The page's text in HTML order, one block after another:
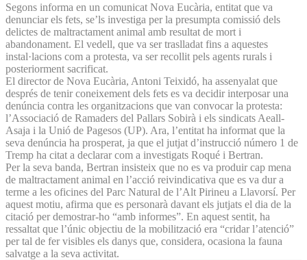
Segons informa en un comunicat Nova Eucària, entitat que va
denunciar els fets, se’ls investiga per la presumpta comissió dels
delictes de maltractament animal amb resultat de mort i
abandonament. El vedell, que va ser traslladat fins a aquestes
instal·lacions com a protesta, va ser recollit pels agents rurals i
posteriorment sacrificat.
El director de Nova Eucària, Antoni Teixidó, ha assenyalat que
després de tenir coneixement dels fets es va decidir interposar una
denúncia contra les organitzacions que van convocar la protesta:
l’Associació de Ramaders del Pallars Sobirà i els sindicats Aeall-
Asaja i la Unió de Pagesos (UP). Ara, l’entitat ha informat que la
seva denúncia ha prosperat, ja que el jutjat d’instrucció número 1 de
Tremp ha citat a declarar com a investigats Roqué i Bertran.
Per la seva banda, Bertran insisteix que no es va produir cap mena
de maltractament animal en l’acció reivindicativa que es va dur a
terme a les oficines del Parc Natural de l’Alt Pirineu a Llavorsí. Per
aquest motiu, afirma que es personarà davant els jutjats el dia de la
citació per demostrar-ho “amb informes”. En aquest sentit, ha
ressaltat que l’únic objectiu de la mobilització era “cridar l’atenció”
per tal de fer visibles els danys que, considera, ocasiona la fauna
salvatge a la seva activitat.